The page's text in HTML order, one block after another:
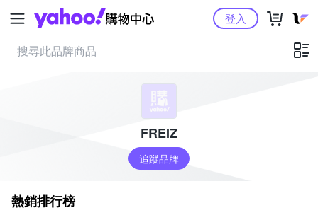
Yahoo購物中心登入
FREIZ
追蹤品牌
熱銷排行榜